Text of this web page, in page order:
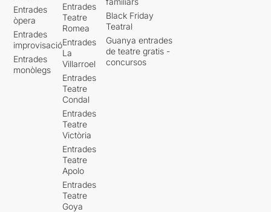
Entrades
òpera
Entrades
improvisació
Entrades
monòlegs
Entrades
Teatre
Romea
Entrades
La
Villarroel
Entrades
Teatre
Condal
Entrades
Teatre
Victòria
Entrades
Teatre
Apolo
Entrades
Teatre
Goya
Black Friday
Teatral
Guanya entrades
de teatre gratis -
concursos